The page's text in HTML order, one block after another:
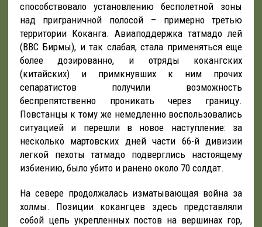
способствовало установлению бесполетной зоны
над приграничной полосой – примерно третью
территории Коканга. Авиаподдержка татмадо лей
(ВВС Бирмы), и так слабая, стала применяться еще
более дозированно, и отряды кокангских
(китайских) и примкнувших к ним прочих
сепаратистов получили возможность
беспрепятственно проникать через границу.
Повстанцы к тому же немедленно воспользовались
ситуацией и перешли в новое наступление: за
несколько мартовских дней части 66-й дивизии
легкой пехоты татмадо подверглись настоящему
избиению, было убито и ранено около 70 солдат.
На севере продолжалась изматывающая война за
холмы. Позиции кокангцев здесь представляли
собой цепь укрепленных постов на вершинах гор,